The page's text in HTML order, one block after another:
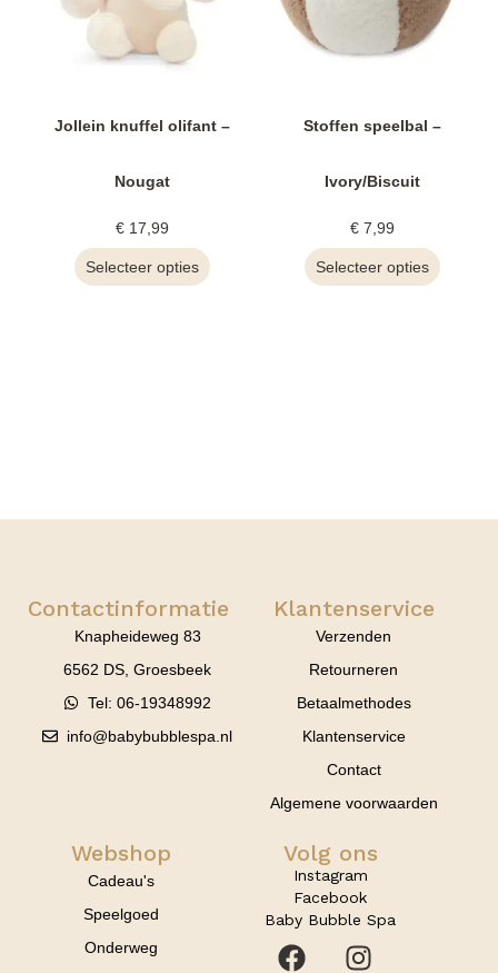
Jollein knuffel olifant –
Nougat
€ 17,99
Selecteer opties
Stoffen speelbal –
Ivory/Biscuit
€7,99
Selecteer opties
Contactinformatie
Knapheideweg 83
6562 DS, Groesbeek
Tel: 06-19348992
info@babybubblespa.nl
Klantenservice
Verzenden
Retourneren
Betaalmethodes
Klantenservice
Contact
Algemene voorwaarden
Webshop
Cadeau's
Speelgoed
Onderweg
Volg ons
Instagram
Facebook
Baby Bubble Spa